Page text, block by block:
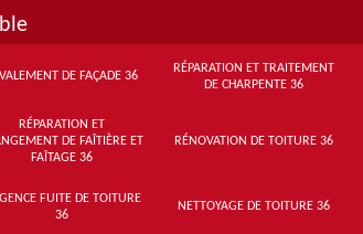
DE FAÇADE 36
RÉPARATION ET TRAITEMENT
DE CHARPENTE 36
RÉPARATION ET
DE FAÎTIÈRE ET
FAÎTAGE 36
RÉNOVATION DE TOITURE 36
FUITE DE TOITURE
36
NETTOYAGE DE TOITURE 36